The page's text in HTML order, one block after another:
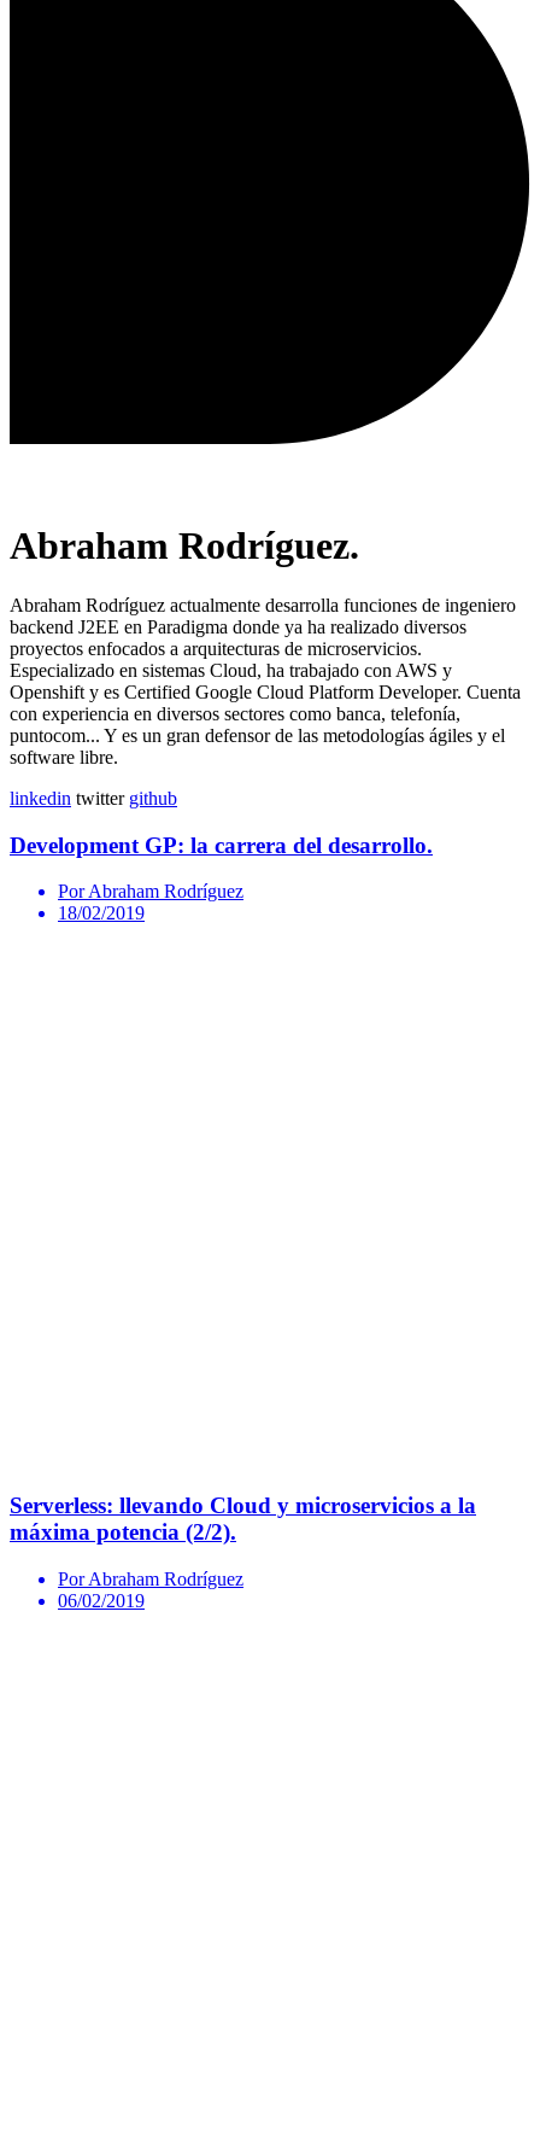
Abraham Rodríguez.
Abraham Rodríguez actualmente desarrolla funciones de ingeniero
backend J2EE en Paradigma donde ya ha realizado diversos
proyectos enfocados a arquitecturas de microservicios.
Especializado en sistemas Cloud, ha trabajado con AWS y
Openshift y es Certified Google Cloud Platform Developer. Cuenta
con experiencia en diversos sectores como banca, telefonía,
puntocom... Y es un gran defensor de las metodologías ágiles y el
software libre.
linkedin twitter github
Development GP: la carrera del desarrollo.
Por Abraham Rodríguez
18/02/2019
Serverless: llevando Cloud y microservicios a la
máxima potencia (2/2).
Por Abraham Rodríguez
06/02/2019